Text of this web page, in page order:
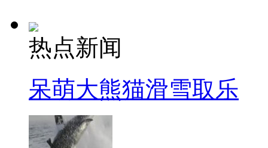
热点新闻
呆萌大熊猫滑雪取乐